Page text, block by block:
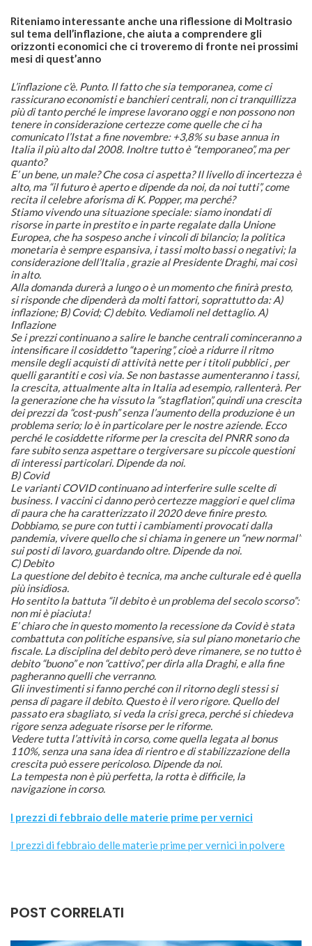
Riteniamo interessante anche una riflessione di Moltrasio
sul tema dell’inflazione, che aiuta a comprendere gli
orizzonti economici che ci troveremo di fronte nei prossimi
mesi di quest’anno
L’inflazione c’è. Punto. Il fatto che sia temporanea, come ci
rassicurano economisti e banchieri centrali, non ci tranquillizza
più di tanto perché le imprese lavorano oggi e non possono non
tenere in considerazione certezze come quelle che ci ha
comunicato l’Istat a fine novembre: +3,8% su base annua in
Italia il più alto dal 2008. Inoltre tutto è “temporaneo”, ma per
quanto?
E’ un bene, un male? Che cosa ci aspetta? Il livello di incertezza è
alto, ma “il futuro è aperto e dipende da noi, da noi tutti”, come
recita il celebre aforisma di K. Popper, ma perché?
Stiamo vivendo una situazione speciale: siamo inondati di
risorse in parte in prestito e in parte regalate dalla Unione
Europea, che ha sospeso anche i vincoli di bilancio; la politica
monetaria è sempre espansiva, i tassi molto bassi o negativi; la
considerazione dell’Italia , grazie al Presidente Draghi, mai così
in alto.
Alla domanda durerà a lungo o è un momento che finirà presto,
si risponde che dipenderà da molti fattori, soprattutto da: A)
inflazione; B) Covid; C) debito. Vediamoli nel dettaglio. A)
Inflazione
Se i prezzi continuano a salire le banche centrali cominceranno a
intensificare il cosiddetto “tapering”, cioè a ridurre il ritmo
mensile degli acquisti di attività nette per i titoli pubblici , per
quelli garantiti e così via. Se non bastasse aumenteranno i tassi,
la crescita, attualmente alta in Italia ad esempio, rallenterà. Per
la generazione che ha vissuto la “stagflation”, quindi una crescita
dei prezzi da “cost-push” senza l’aumento della produzione è un
problema serio; lo è in particolare per le nostre aziende. Ecco
perché le cosiddette riforme per la crescita del PNRR sono da
fare subito senza aspettare o tergiversare su piccole questioni
di interessi particolari. Dipende da noi.
B) Covid
Le varianti COVID continuano ad interferire sulle scelte di
business. I vaccini ci danno però certezze maggiori e quel clima
di paura che ha caratterizzato il 2020 deve finire presto.
Dobbiamo, se pure con tutti i cambiamenti provocati dalla
pandemia, vivere quello che si chiama in genere un “new normal”
sui posti di lavoro, guardando oltre. Dipende da noi.
C) Debito
La questione del debito è tecnica, ma anche culturale ed è quella
più insidiosa.
Ho sentito la battuta “il debito è un problema del secolo scorso”:
non mi è piaciuta!
E’ chiaro che in questo momento la recessione da Covid è stata
combattuta con politiche espansive, sia sul piano monetario che
fiscale. La disciplina del debito però deve rimanere, se no tutto è
debito “buono” e non “cattivo”, per dirla alla Draghi, e alla fine
pagheranno quelli che verranno.
Gli investimenti si fanno perché con il ritorno degli stessi si
pensa di pagare il debito. Questo è il vero rigore. Quello del
passato era sbagliato, si veda la crisi greca, perché si chiedeva
rigore senza adeguate risorse per le riforme.
Vedere tutta l’attività in corso, come quella legata al bonus
110%, senza una sana idea di rientro e di stabilizzazione della
crescita può essere pericoloso. Dipende da noi.
La tempesta non è più perfetta, la rotta è difficile, la
navigazione in corso.
I prezzi di febbraio delle materie prime per vernici
I prezzi di febbraio delle materie prime per vernici in polvere
POST CORRELATI